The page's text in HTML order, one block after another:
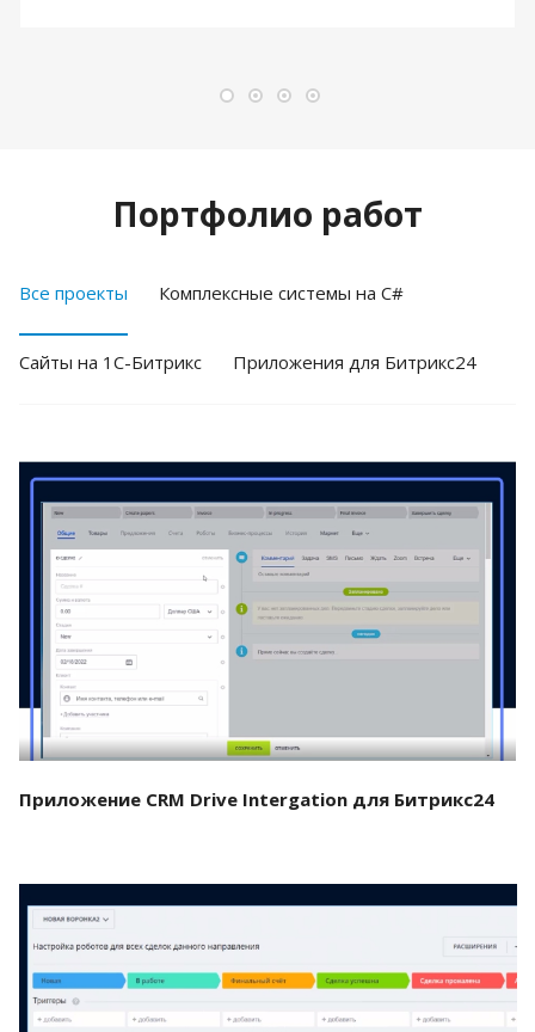
Портфолио работ
Все проекты Комплексные системы на C#
Cайты на 1С-Битрикс Приложения для Битрикс24
Смотреть проект
Приложение CRM Drive Intergation для Битрикс24